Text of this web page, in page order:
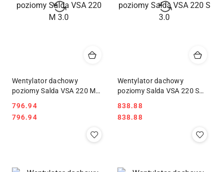
Wentylator dachowy
poziomy Salda VSA 220 M
Cena:
796.94
Cena:
796.94
Wentylator dachowy
poziomy Salda VSA 220 S
Cena:
838.88
Cena:
838.88